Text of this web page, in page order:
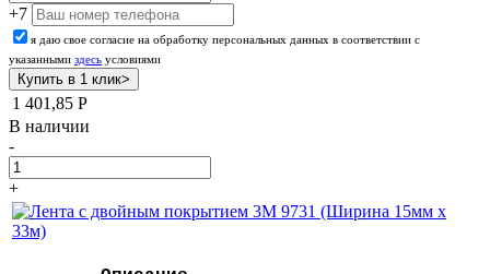
+7
я даю свое согласие на обработку персональных данных в соответствии с
указанными здесь условиями
1 401,85 Р
В наличии
-
+